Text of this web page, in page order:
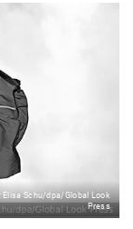
Elisa Schu/dpa/Global Look
Press